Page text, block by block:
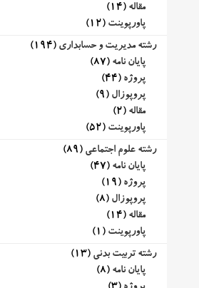
مقاله (14)
پاورپوینت (12)
رشته مدیریت و حسابداری (194)
پایان نامه (87)
پروژه (44)
پروپوزال (9)
مقاله (2)
پاورپوینت (52)
رشته علوم اجتماعی (89)
پایان نامه (47)
پروژه (19)
پروپوزال (8)
مقاله (14)
پاورپوینت (1)
رشته تربیت بدنی (13)
پایان نامه (8)